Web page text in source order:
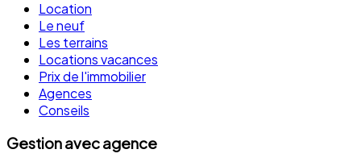
Location
Le neuf
Les terrains
Locations vacances
Prix de l'immobilier
Agences
Conseils
Gestion avec agence